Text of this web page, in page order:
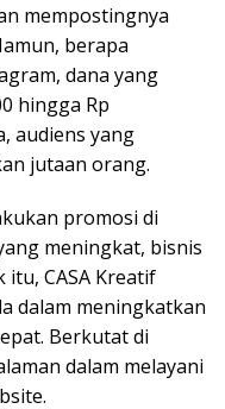
mempostingnya
berapa
dana yang
hingga Rp
audiens yang
jutaan orang.
promosi di
meningkat, bisnis
itu, CASA Kreatif
dalam meningkatkan
Berkutat di
dalam melayani